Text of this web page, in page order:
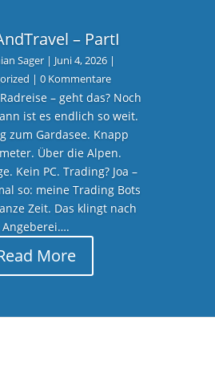
– PartI
Sager| Juni 4, 2026|
| 0 Kommentare
– geht das? Noch
ist es endlich so weit.
zum Gardasee. Knapp
Über die Alpen.
Kein PC. Trading? Joa –
so: meine Trading Bots
Zeit. Das klingt nach
Angeberei….
More